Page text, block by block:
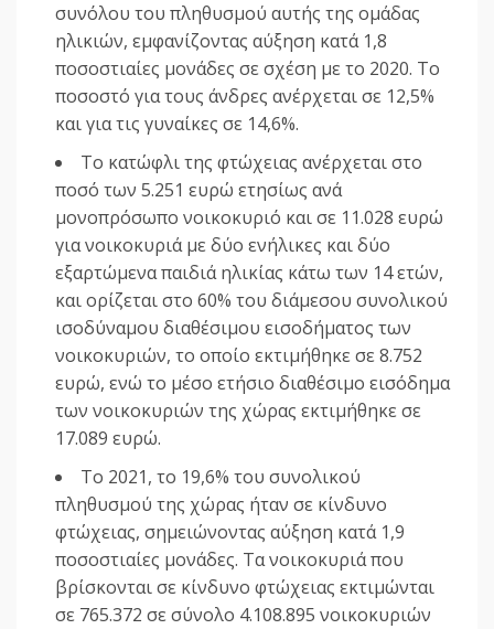
συνόλου του πληθυσμού αυτής της ομάδας
ηλικιών, εμφανίζοντας αύξηση κατά 1,8
ποσοστιαίες μονάδες σε σχέση με το 2020. Το
ποσοστό για τους άνδρες ανέρχεται σε 12,5%
και για τις γυναίκες σε 14,6%.
Το κατώφλι της φτώχειας ανέρχεται στο
ποσό των 5.251 ευρώ ετησίως ανά
μονοπρόσωπο νοικοκυριό και σε 11.028 ευρώ
για νοικοκυριά με δύο ενήλικες και δύο
εξαρτώμενα παιδιά ηλικίας κάτω των 14 ετών,
και ορίζεται στο 60% του διάμεσου συνολικού
ισοδύναμου διαθέσιμου εισοδήματος των
νοικοκυριών, το οποίο εκτιμήθηκε σε 8.752
ευρώ, ενώ το μέσο ετήσιο διαθέσιμο εισόδημα
των νοικοκυριών της χώρας εκτιμήθηκε σε
17.089 ευρώ.
Το 2021, το 19,6% του συνολικού
πληθυσμού της χώρας ήταν σε κίνδυνο
φτώχειας, σημειώνοντας αύξηση κατά 1,9
ποσοστιαίες μονάδες. Τα νοικοκυριά που
βρίσκονται σε κίνδυνο φτώχειας εκτιμώνται
σε 765.372 σε σύνολο 4.108.895 νοικοκυριών